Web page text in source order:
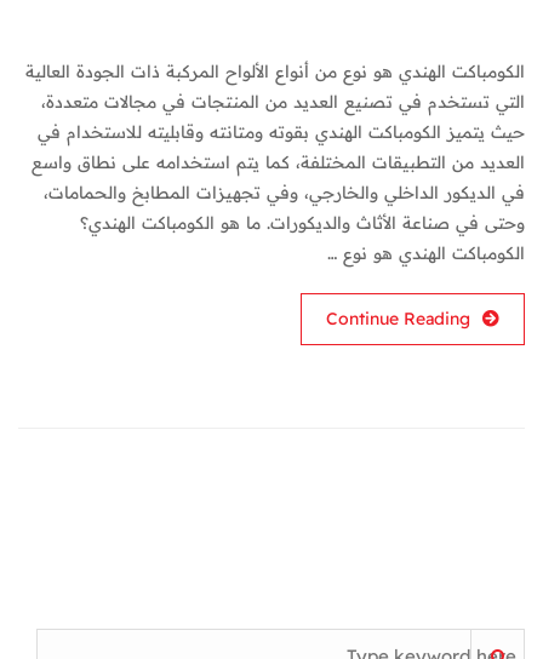
الكومباكت الهندي هو نوع من أنواع الألواح المركبة ذات الجودة العالية
التي تستخدم في تصنيع العديد من المنتجات في مجالات متعددة،
حيث يتميز الكومباكت الهندي بقوته ومتانته وقابليته للاستخدام في
العديد من التطبيقات المختلفة، كما يتم استخدامه على نطاق واسع
في الديكور الداخلي والخارجي، وفي تجهيزات المطابخ والحمامات،
وحتى في صناعة الأثاث والديكورات. ما هو الكومباكت الهندي؟
الكومباكت الهندي هو نوع …
Continue Reading